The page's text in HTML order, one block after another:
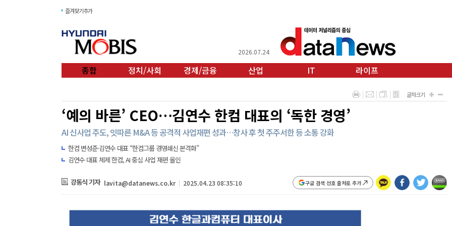
즐겨찾기추가
2026.07.24
종합 정치/사회 경제/금융 산업 IT 라이프
‘예의 바른’ CEO…김연수 한컴 대표의 ‘독한 경영’
AI 신사업 주도, 잇따른 M&A 등 공격적 사업재편 성과…창사 후 첫 주주서한 등 소통 강화
한컴 변성준·김연수 대표 “한컴그룹 경영쇄신 본격화”
김연수 대표 체제 한컴, AI 중심 사업 재편 올인
구글 검색 선호 출처로 추가
강동식 기자 lavita@datanews.co.kr | 2025.04.23 08:35:10
글자크기